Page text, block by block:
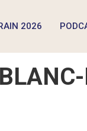
2026